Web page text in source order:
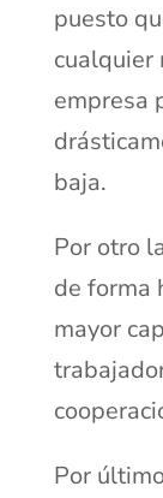
puesto
cualquier
empresa
baja.
Por otro
de forma
mayor
Por